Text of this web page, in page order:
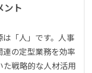
ント
「人」です。人事
の定型業務を効率
戦略的な人材活用